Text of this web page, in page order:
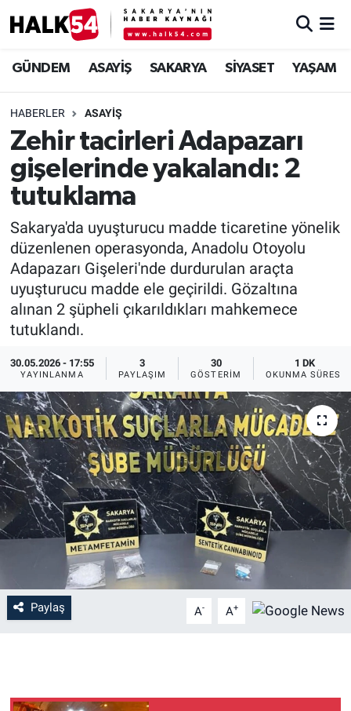
GÜNDEM ASAYİŞ SAKARYA SİYASET YAŞAM
HABERLER ASAYİŞ
Zehir tacirleri Adapazarı
gişelerinde yakalandı: 2
tutuklama
Sakarya'da uyuşturucu madde ticaretine yönelik
düzenlenen operasyonda, Anadolu Otoyolu
Adapazarı Gişeleri'nde durdurulan araçta
uyuşturucu madde ele geçirildi. Gözaltına
alınan 2 şüpheli çıkarıldıkları mahkemece
tutuklandı.
30.05.2026 - 17:55
YAYINLANMA
3
PAYLAŞIM
30
GÖSTERIM
1 DK
OKUNMA SÜRESI
Paylaş A- A+
GÜNDEM
YAŞAM
SAKARYA
SİYASET
EKONOMİ
SOKAK RÖPORTAJLARI
SPOR
EĞİTİM
MAGAZİN
ÖZEL HABER
HALK54 PANORAMA
Adapazarı Nöbetçi Eczaneler
Adapazarı Trafik Yoğunluk Haritası
Süper Lig Puan Durumu ve Fikstür
Tüm Manşetler
Son Dakika Haberleri
Haber Arşivi